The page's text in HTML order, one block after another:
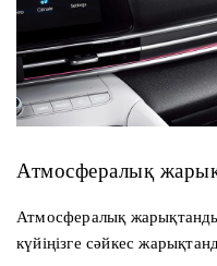
Атмосфералық
Атмосфералық
күйіңізге сәйкес